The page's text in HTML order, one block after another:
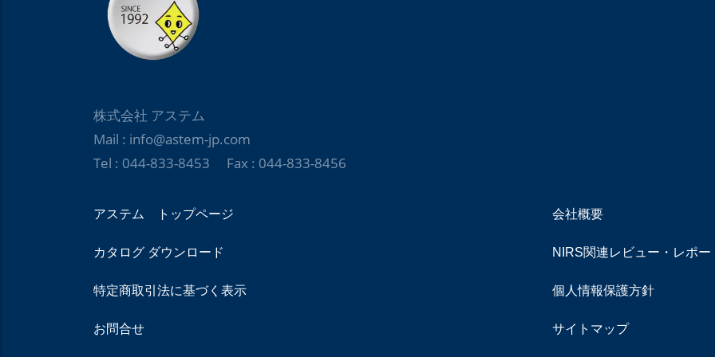
株式会社 アステム
Mail : info@astem-jp.com
Tel : 044-833-8453 Fax : 044-833-8456
アステム トップページ 会社概要
カタログ ダウンロード NIRS関連レビュー・レポー
特定商取引法に基づく表示 個人情報保護方針
お問合せ サイトマップ